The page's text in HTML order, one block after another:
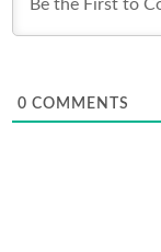
0 COMMENTS